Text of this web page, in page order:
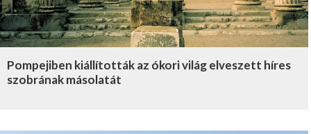
Pompejiben kiállították az ókori világ elveszett híres
szobrának másolatát